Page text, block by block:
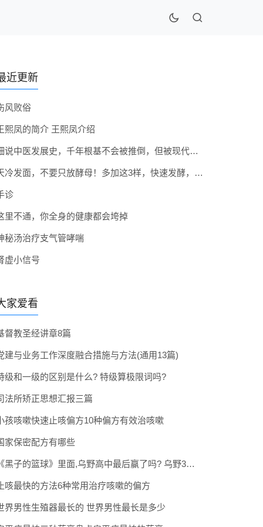
近更新
风败俗
熙凤的简介 王熙凤介绍
细说中医发展史，千年根基不会被推倒，但被现代医疗模式堵住出路
天冷发面，不要只放酵母！多加这3样，快速发酵，蓬松香软弹性十足
诊
里不通，你全身的健康都会垮掉
秘汤治疗支气管哮喘
虚小信号
家爱看
督教圣经讲章8篇
建与业务工作深度融合措施与方法(通用13篇)
级和一级的区别是什么? 特级算极限词吗?
法所矫正思想汇报三篇
孩咳嗽快速止咳偏方10种偏方有效治咳嗽
家保密配方有哪些
《黑子的篮球》里面,乌野高中最后赢了吗? 乌野3年拿到全国冠军了吗
咳最快的方法6种常用治疗咳嗽的偏方
界男性生殖器最长的 世界男性最长是多少